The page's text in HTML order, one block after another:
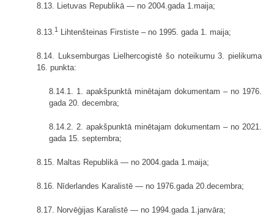
8.13. Lietuvas Republikā — no 2004.gada 1.maija;
8.13.1 Lihtenšteinas Firstiste – no 1995. gada 1. maija;
8.14. Luksemburgas Lielhercogistē šo noteikumu 3. pielikuma
16. punkta:
8.14.1. 1. apakšpunktā minētajam dokumentam – no 1976.
gada 20. decembra;
8.14.2. 2. apakšpunktā minētajam dokumentam – no 2021.
gada 15. septembra;
8.15. Maltas Republikā — no 2004.gada 1.maija;
8.16. Nīderlandes Karalistē — no 1976.gada 20.decembra;
8.17. Norvēģijas Karalistē — no 1994.gada 1.janvāra;